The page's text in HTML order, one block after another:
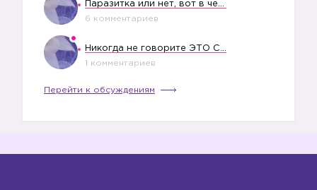
6 комментариев
1 комментариев
Перейти к обсуждениям